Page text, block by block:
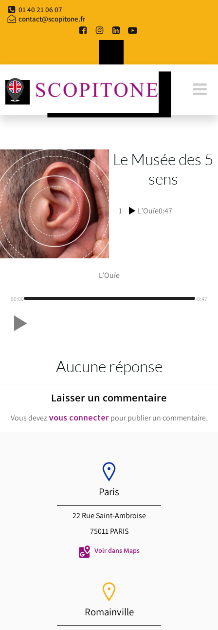
contenu
01 40 21 06 07
contact@scopitone.fr
Le Musée des 5
sens
1 L’Ouïe0:47
L’Ouïe
00:00 -0:47
Aucune réponse
Laisser un commentaire
Vous devezvous connecterpour publier un commentaire.
Paris
22 Rue Saint-Ambroise
75011 PARIS
Voir dans Maps
Romainville